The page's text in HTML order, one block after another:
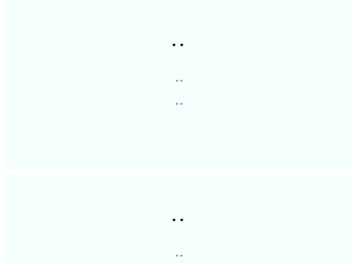
..
..
..
..
..